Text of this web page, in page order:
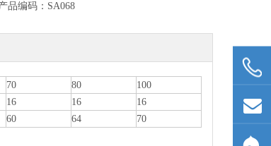
品编码： SA068
70 80
100
16 16
16
60 64 70